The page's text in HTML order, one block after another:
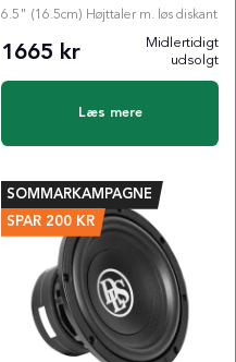
6.5" (16.5cm) Højttaler m. løs diskant
1665 kr
Midlertidigt
udsolgt
Læs mere
SOMMARKAMPAGNE
SPAR 200 KR